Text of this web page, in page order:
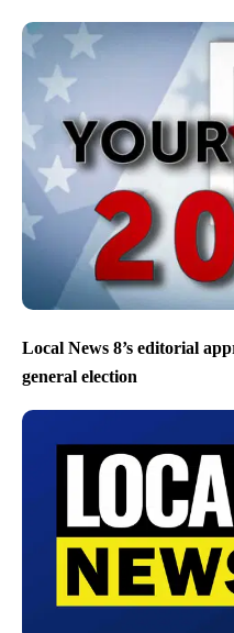
Local News 8’s editorial
general election